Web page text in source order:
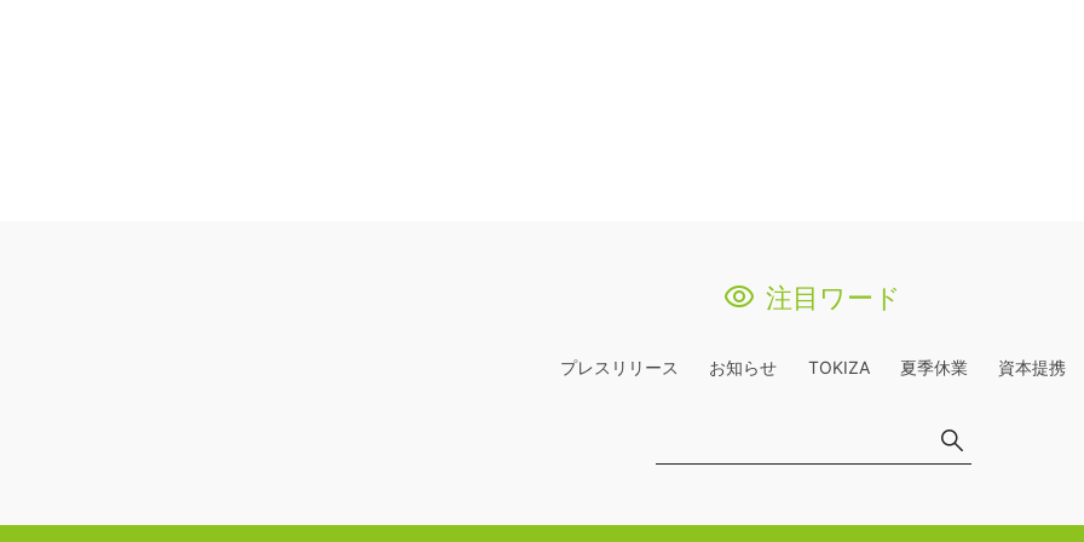
注目ワード
プレスリリース お知らせ TOKIZA 夏季休業 資本提携